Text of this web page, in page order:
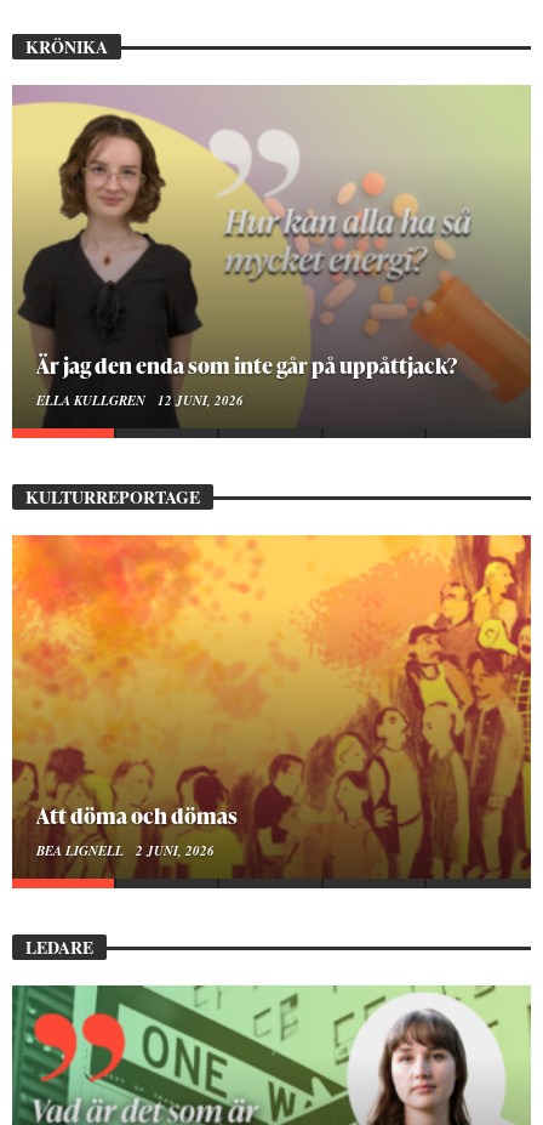
KRÖNIKA
På stadsbiblioteket hittar jag det mänskliga
MOA LINDROTH 10 JUNI, 2026
KULTURREPORTAGE
Mellan ånger och ältande
BEA LIGNELL 23 MARS, 2026
LEDARE